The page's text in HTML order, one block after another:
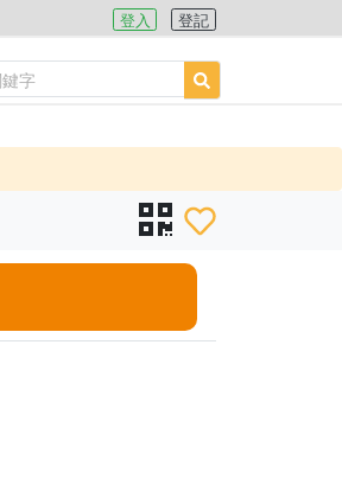
登入 登記